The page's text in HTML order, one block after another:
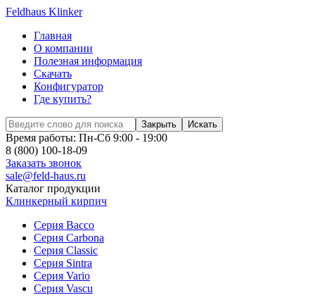
Feldhaus Klinker
Главная
О компании
Полезная информация
Скачать
Конфигуратор
Где купить?
Закрыть Искать
Время работы: Пн-Сб 9:00 - 19:00
8 (800) 100-18-09
Заказать звонок
sale@feld-haus.ru
Каталог продукции
Клинкерный кирпич
Cерия Bacco
Cерия Carbona
Cерия Classic
Cерия Sintra
Cерия Vario
Cерия Vascu